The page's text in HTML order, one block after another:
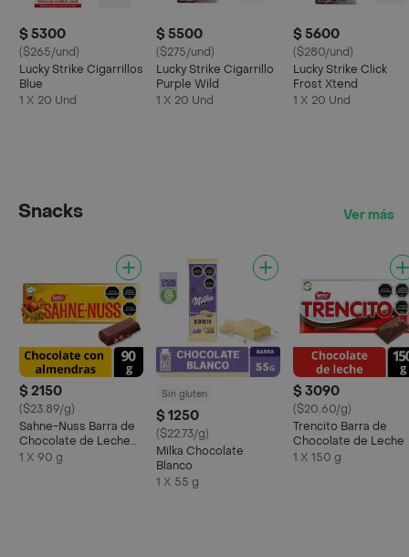
$ 5300
($265/und)
Lucky Strike Cigarrillos
Blue
1 X 20 Und
$ 5500
($275/und)
Lucky Strike Cigarrillo
Purple Wild
1 X 20 Und
$ 5600
($280/und)
Lucky Strike Click
Frost Xtend
1 X 20 Und
Snacks Ver más
$ 2150
($23.89/g)
Sahne-Nuss Barra de
Chocolate de Leche
con Almendras
1 X 90 g
Sin gluten
$ 1250
($22.73/g)
Milka Chocolate
Blanco
1 X 55 g
$ 3090
($20.60/g)
Trencito Barra de
Chocolate de Leche
1 X 150 g